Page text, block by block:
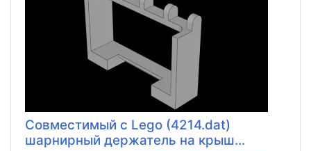
Совместимый с Lego (4214.dat)
шарнирный держатель на крыш...